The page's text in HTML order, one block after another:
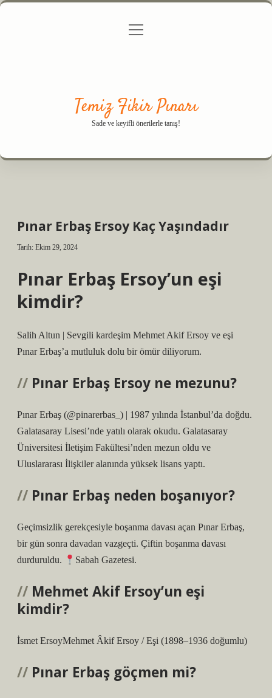
Gizlilik Politikası
menüyü
Temiz Fikir Pınarı
Sade ve keyifli önerilerle tanış!
Pınar Erbaş Ersoy Kaç Yaşındadır
Tarih: Ekim 29, 2024
Pınar Erbaş Ersoy’un eşi
kimdir?
Salih Altun | Sevgili kardeşim Mehmet Akif Ersoy ve eşi
Pınar Erbaş’a mutluluk dolu bir ömür diliyorum.
Pınar Erbaş Ersoy ne mezunu?
Pınar Erbaş (@pinarerbas_) | 1987 yılında İstanbul’da doğdu.
Galatasaray Lisesi’nde yatılı olarak okudu. Galatasaray
Üniversitesi İletişim Fakültesi’nden mezun oldu ve
Uluslararası İlişkiler alanında yüksek lisans yaptı.
Pınar Erbaş neden boşanıyor?
Geçimsizlik gerekçesiyle boşanma davası açan Pınar Erbaş,
bir gün sonra davadan vazgeçti. Çiftin boşanma davası
durduruldu.
Sabah Gazetesi.
Mehmet Akif Ersoy’un eşi
kimdir?
İsmet ErsoyMehmet Âkif Ersoy / Eşi (1898–1936 doğumlu)
Pınar Erbaş göçmen mi?